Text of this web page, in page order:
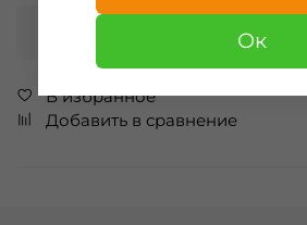
Купить в 1 клик
В избранное
Добавить в сравнение
Ок